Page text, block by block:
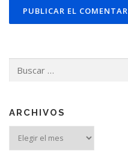
ARCHIVOS